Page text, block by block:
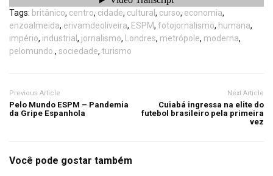
Tags: britânico, centro, cidade, cultural , curso, economia,
enzoalmeida, erivamdeoliveira, ESPM, fotojornalismo, humana,
império, industrial , jornalismo, Londres, metrópole, moderna,
pelomundo., sociedade, turismo
Previous Article
Pelo Mundo ESPM – Pandemia
da Gripe Espanhola
Next Article
Cuiabá ingressa na elite do
futebol brasileiro pela primeira
vez
Você pode gostar também